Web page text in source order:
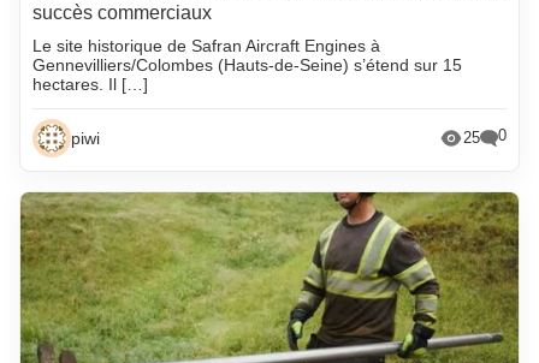
succès commerciaux
Le site historique de Safran Aircraft Engines à
Gennevilliers/Colombes (Hauts-de-Seine) s’étend sur 15
hectares. Il […]
piwi 25 0